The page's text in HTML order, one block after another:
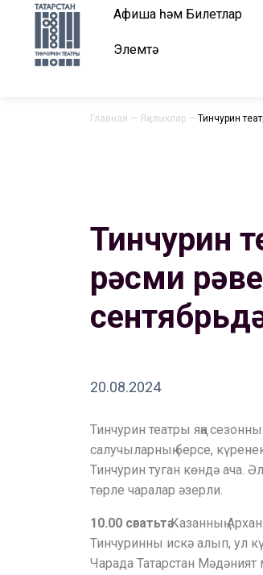
Афиша һәм Билетлар
Элемтә
Главная — Яңалыклар — Тинчурин
Тинчурин
рәсми
20.08.2024
Тинчурин театры яңа
салучыларның берсе,
Тинчурин туган көндә ача.
төрле чаралар әзерли.
10.00 сәгатьтәКазанның
Тинчуринны искә алып, ул
Чарада Татарстан